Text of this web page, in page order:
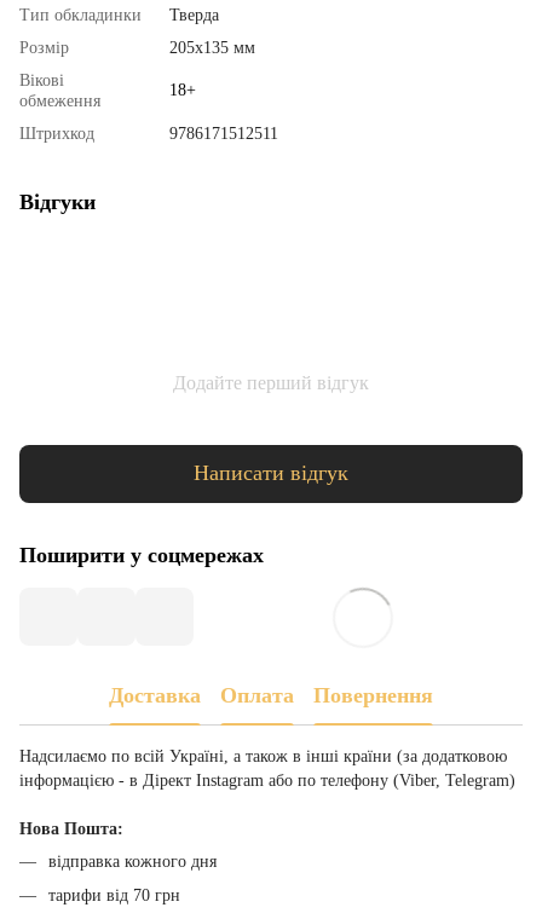
Тип обкладинки
Тверда
Розмір
205х135 мм
Вікові
обмеження
18+
Штрихкод 9786171512511
Відгуки
Додайте перший відгук
Написати відгук
Поширити у соцмережах
Доставка Оплата Повернення
Надсилаємо по всій Україні, а також в інші країни (за додатковою
інформацією - в Дірект Instagram або по телефону (Viber, Telegram)
Нова Пошта:
відправка кожного дня
тарифи від 70 грн